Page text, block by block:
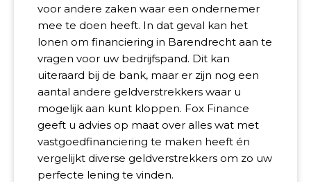
voor andere zaken waar een ondernemer
mee te doen heeft. In dat geval kan het
lonen om financiering in Barendrecht aan te
vragen voor uw bedrijfspand. Dit kan
uiteraard bij de bank, maar er zijn nog een
aantal andere geldverstrekkers waar u
mogelijk aan kunt kloppen. Fox Finance
geeft u advies op maat over alles wat met
vastgoedfinanciering te maken heeft én
vergelijkt diverse geldverstrekkers om zo uw
perfecte lening te vinden.